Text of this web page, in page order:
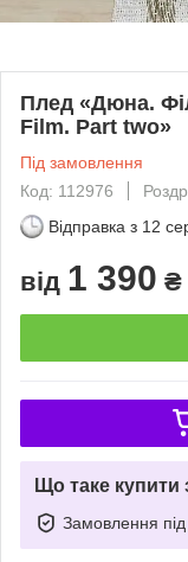
Плед «Дюна.
Film. Part two»
Під замовлення
Код: 112976
Відправка з 12
від 1 390 ₴
Що таке купити
Замовлення